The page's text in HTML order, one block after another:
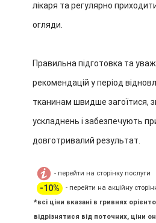
лікаря та регулярно
огляди.
Правильна підготовка та
рекомендацій у період
тканинам швидше загоїтися,
ускладнень і забезпечують
довготривалий результат.
- перейти на сторінку послуги
-10%
- перейти на акційну
*всі ціни вказані в гривнях
відрізнятися від поточних, ціни